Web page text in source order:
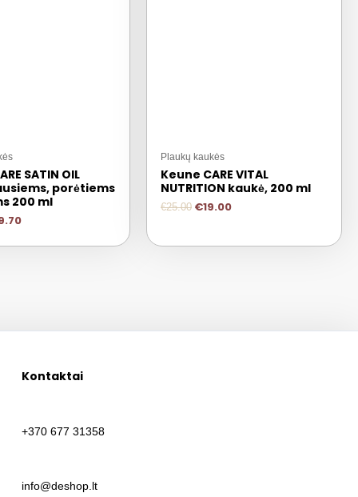
SATIN OIL
porėtiems
200 ml
Plaukų kaukės
Keune CARE VITAL
NUTRITION kaukė, 200 ml
€25.00 €19.00
Kontaktai
+370 677 31358
info@deshop.lt